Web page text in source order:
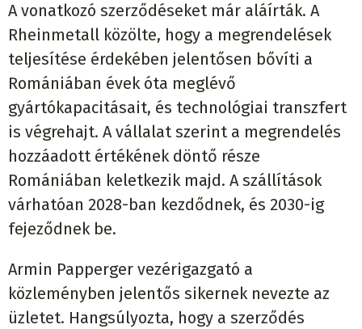
A vonatkozó szerződéseket már aláírták. A
Rheinmetall közölte, hogy a megrendelések
teljesítése érdekében jelentősen bővíti a
Romániában évek óta meglévő
gyártókapacitásait, és technológiai transzfert
is végrehajt. A vállalat szerint a megrendelés
hozzáadott értékének döntő része
Romániában keletkezik majd. A szállítások
várhatóan 2028-ban kezdődnek, és 2030-ig
fejeződnek be.
Armin Papperger vezérigazgató a
közleményben jelentős sikernek nevezte az
üzletet. Hangsúlyozta, hogy a szerződés